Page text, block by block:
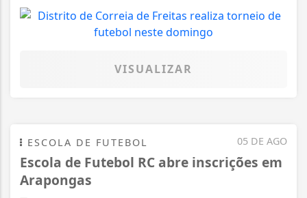
VISUALIZAR
05 DE AGO
ESCOLA DE FUTEBOL
Escola de Futebol RC abre inscrições em
Arapongas